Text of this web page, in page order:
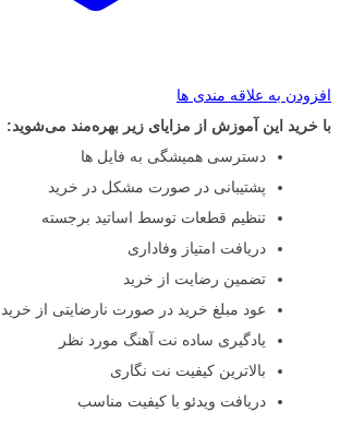
افزودن به علاقه مندی ها
با خرید این آموزش از مزایای زیر بهره‌مند می‌شوید:
دسترسی همیشگی به فایل ها
پشتیبانی در صورت مشکل در خرید
تنظیم قطعات توسط اساتید برجسته
دریافت امتیاز وفاداری
تضمین رضایت از خرید
عود مبلغ خرید در صورت نارضایتی از خرید
یادگیری ساده نت آهنگ مورد نظر
بالاترین کیفیت نت نگاری
دریافت ویدئو با کیفیت مناسب